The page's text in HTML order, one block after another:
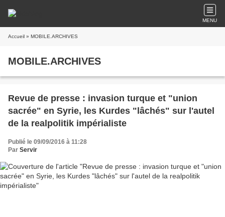
MENU
Accueil » MOBILE.ARCHIVES
MOBILE.ARCHIVES
Revue de presse : invasion turque et "union
sacrée" en Syrie, les Kurdes "lâchés" sur l'autel
de la realpolitik impérialiste
Publié le 09/09/2016 à 11:28
Par Servir